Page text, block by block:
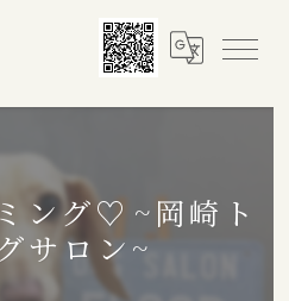
ング♡⁠~岡崎ト
サロン~